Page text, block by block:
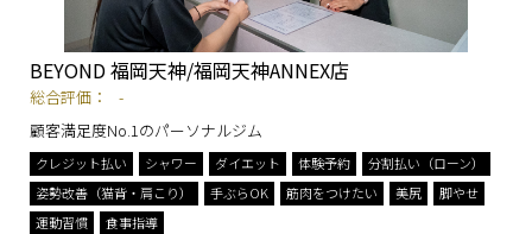
BEYOND 福岡天神/福岡天神ANNEX店
総合評価：
-
顧客満足度No.1のパーソナルジム
クレジット払い シャワー ダイエット 体験予約
分割払い（ローン）
姿勢改善（猫背・肩こり）
手ぶらOK 筋肉をつけたい 美尻
脚やせ
運動習慣
食事指導